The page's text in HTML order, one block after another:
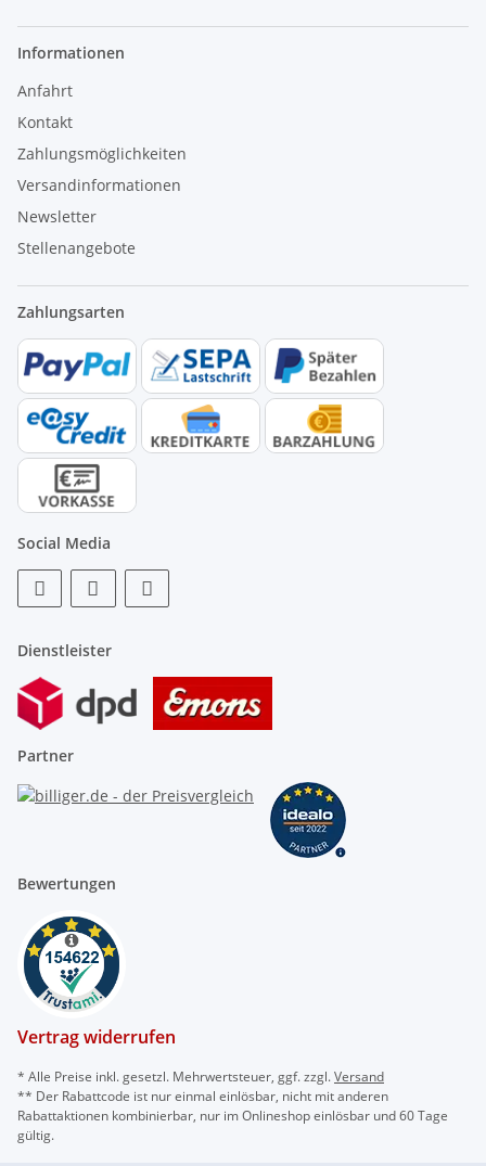
Informationen
Anfahrt
Kontakt
Zahlungsmöglichkeiten
Versandinformationen
Newsletter
Stellenangebote
Zahlungsarten
Social Media
Dienstleister
Partner
Bewertungen
Vertrag widerrufen
* Alle Preise inkl. gesetzl. Mehrwertsteuer, ggf. zzgl.Versand
** Der Rabattcode ist nur einmal einlösbar, nicht mit anderen
Rabattaktionen kombinierbar, nur im Onlineshop einlösbar und 60 Tage
gültig.